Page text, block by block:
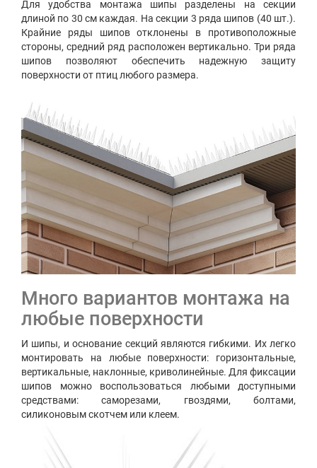
Для удобства монтажа шипы разделены на секции
длиной по 30 см каждая. На секции 3 ряда шипов (40 шт.).
Крайние ряды шипов отклонены в противоположные
стороны, средний ряд расположен вертикально. Три ряда
шипов позволяют обеспечить надежную защиту
поверхности от птиц любого размера.
Много вариантов монтажа на
любые поверхности
И шипы, и основание секций являются гибкими. Их легко
монтировать на любые поверхности: горизонтальные,
вертикальные, наклонные, криволинейные. Для фиксации
шипов можно воспользоваться любыми доступными
средствами: саморезами, гвоздями, болтами,
силиконовым скотчем или клеем.